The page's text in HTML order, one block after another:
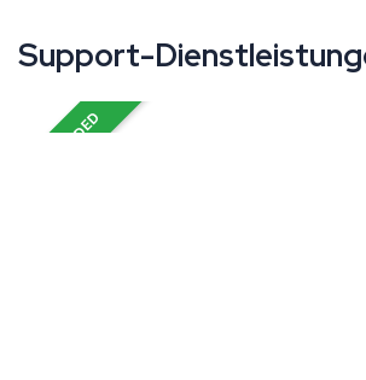
Support-
INCLUDED
VIP-Transfer